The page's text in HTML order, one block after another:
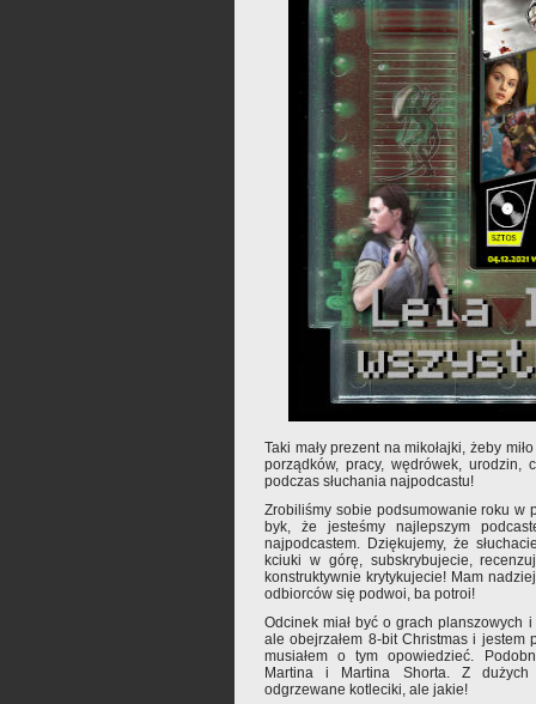
Taki mały prezent na mikołajki, żeby
porządków, pracy, wędrówek, urodzin,
podczas słuchania najpodcastu!
Zrobiliśmy sobie podsumowanie roku w
byk, że jesteśmy najlepszym
najpodcastem. Dziękujemy, że
kciuki w górę, subskrybujecie,
konstruktywnie krytykujecie! Mam
odbiorców się podwoi, ba potroi!
Odcinek miał być o grach planszowych
ale obejrzałem 8-bit Christmas i jestem
musiałem o tym opowiedzieć.
Martina i Martina Shorta. Z
odgrzewane kotleciki, ale jakie!